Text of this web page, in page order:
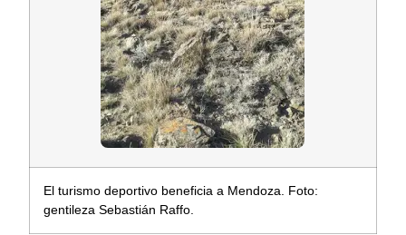
El turismo deportivo beneficia a Mendoza. Foto:
gentileza Sebastián Raffo.